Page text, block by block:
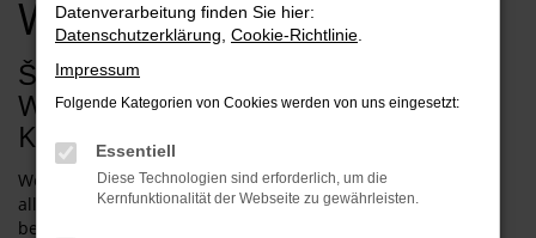
Wernigerode
Škoda Karoq Gebrauchtwagen für
Wernigerode – weit mehr als ein
Kompromiss
Wer einen Škoda Karoq Gebrauchtwagen für Wernigerode
allein aus Gründen der Geldersparnis erwirbt, verkennt die
besondere Qualität dieses Fahrzeugs. Selbt in den älteren
Datenverarbeitung finden Sie hier:
Datenschutzerklärung Cookie-Richtlinie
Impressum
Folgende Kategorien von Cookies werden von uns eingesetzt:
Essentiell
Diese Technologien sind erforderlich, um die
Kernfunktionalität der Webseite zu gewährleisten.